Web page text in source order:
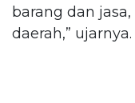
barang dan
daerah,” ujarnya.